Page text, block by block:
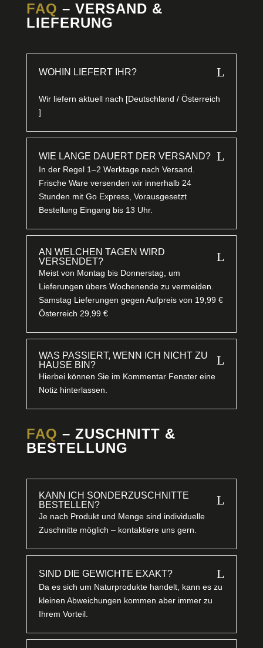
FAQ – VERSAND &
LIEFERUNG
WOHIN LIEFERT IHR? L
Wir liefern aktuell nach [Deutschland / Österreich
]
WIE LANGE DAUERT DER VERSAND? L
In der Regel 1–2 Werktage nach Versand.
Frische Ware versenden wir innerhalb 24
Stunden mit Go Express, Vorausgesetzt
Bestellung Eingang bis 13 Uhr.
AN WELCHEN TAGEN WIRD
VERSENDET?
L
Meist von Montag bis Donnerstag, um
Lieferungen übers Wochenende zu vermeiden.
Samstag Lieferungen gegen Aufpreis von 19,99 €
Österreich 29,99 €
WAS PASSIERT, WENN ICH NICHT ZU
HAUSE BIN?
L
Hierbei können Sie im Kommentar Fenster eine
Notiz hinterlassen.
FAQ – ZUSCHNITT &
BESTELLUNG
KANN ICH SONDERZUSCHNITTE
BESTELLEN?
L
Je nach Produkt und Menge sind individuelle
Zuschnitte möglich – kontaktiere uns gern.
SIND DIE GEWICHTE EXAKT? L
Da es sich um Naturprodukte handelt, kann es zu
kleinen Abweichungen kommen aber immer zu
Ihrem Vorteil.